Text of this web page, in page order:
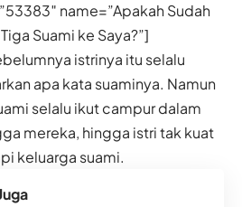
name=”Apakah Sudah
Suami ke Saya?”]
istrinya itu selalu
apa kata suaminya. Namun
selalu ikut campur dalam
mereka, hingga istri tak kuat
keluarga suami.